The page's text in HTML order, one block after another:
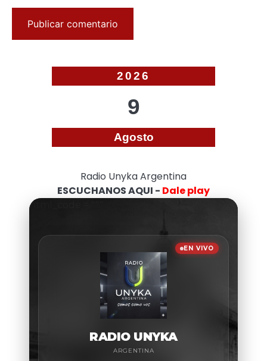
2026
9
Agosto
Radio Unyka Argentina
ESCUCHANOS AQUI - Dale play